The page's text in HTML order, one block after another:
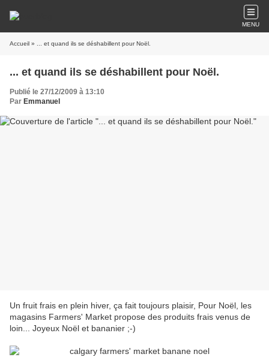
MENU
Accueil » ... et quand ils se déshabillent pour Noël.
... et quand ils se déshabillent pour Noël.
Publié le 27/12/2009 à 13:10
Par Emmanuel
Un fruit frais en plein hiver, ça fait toujours plaisir, Pour Noël, les
magasins Farmers' Market propose des produits frais venus de
loin... Joyeux Noël et bananier ;-)